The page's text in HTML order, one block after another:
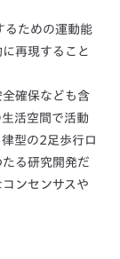
るための運動能
再現すること
確保なども含
活空間で活動
型の2足歩行ロ
る研究開発だ
ンセンサスや